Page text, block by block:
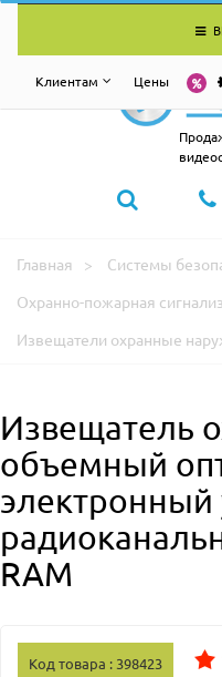
Клиентам Цены
Главная
Системы
Охранно-пожарная
Извещатели охранные
Извещатель
объемный
RAM
Код товара : 398423